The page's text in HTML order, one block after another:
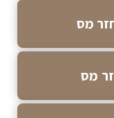
מס
מס